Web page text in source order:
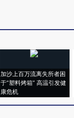
加沙上百万流离失所者困
于“塑料烤箱” 高温引发健
康危机